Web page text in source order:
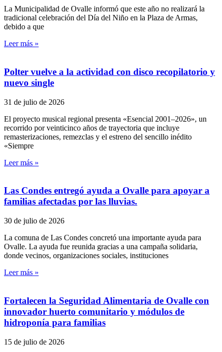
La Municipalidad de Ovalle informó que este año no realizará la
tradicional celebración del Día del Niño en la Plaza de Armas,
debido a que
Leer más »
Polter vuelve a la actividad con disco recopilatorio y
nuevo single
31 de julio de 2026
El proyecto musical regional presenta «Esencial 2001–2026», un
recorrido por veinticinco años de trayectoria que incluye
remasterizaciones, remezclas y el estreno del sencillo inédito
«Siempre
Leer más »
Las Condes entregó ayuda a Ovalle para apoyar a
familias afectadas por las lluvias.
30 de julio de 2026
La comuna de Las Condes concretó una importante ayuda para
Ovalle. La ayuda fue reunida gracias a una campaña solidaria,
donde vecinos, organizaciones sociales, instituciones
Leer más »
Fortalecen la Seguridad Alimentaria de Ovalle con
innovador huerto comunitario y módulos de
hidroponía para familias
15 de julio de 2026